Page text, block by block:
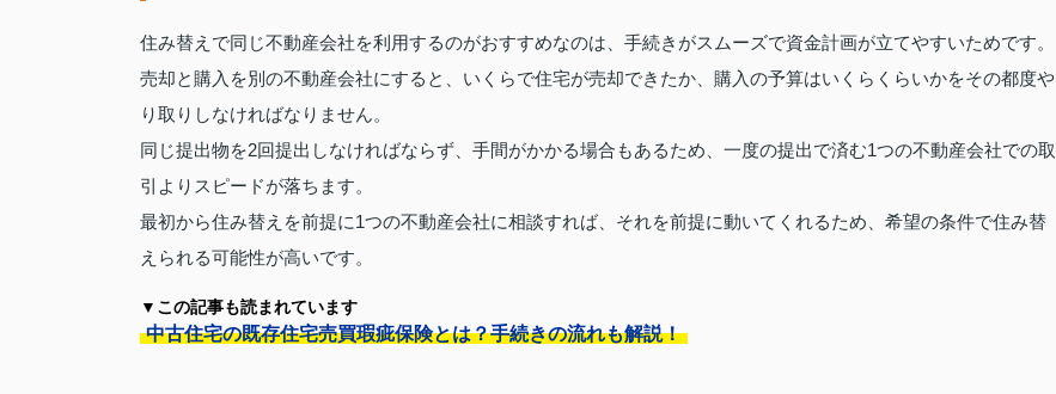
住み替えで同じ不動産会社を利用するのがおすすめなのは、手続きがスムーズで資金計画が立てやすいためです。
売却と購入を別の不動産会社にすると、いくらで住宅が売却できたか、購入の予算はいくらくらいかをその都度や
り取りしなければなりません。
同じ提出物を2回提出しなければならず、手間がかかる場合もあるため、一度の提出で済む1つの不動産会社での取
引よりスピードが落ちます。
最初から住み替えを前提に1つの不動産会社に相談すれば、それを前提に動いてくれるため、希望の条件で住み替
えられる可能性が高いです。
▼この記事も読まれています
中古住宅の既存住宅売買瑕疵保険とは？手続きの流れも解説！